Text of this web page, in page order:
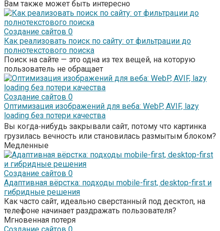
Вам также может быть интересно
Создание сайтов 0
Как реализовать поиск по сайту: от фильтрации до
полнотекстового поиска
Поиск на сайте — это одна из тех вещей, на которую
пользователь не обращает
Создание сайтов 0
Оптимизация изображений для веба: WebP, AVIF, lazy
loading без потери качества
Вы когда‑нибудь закрывали сайт, потому что картинка
грузилась вечность или становилась размытым блоком?
Медленные
Создание сайтов 0
Адаптивная вёрстка: подходы mobile-first, desktop-first и
гибридные решения
Как часто сайт, идеально сверстанный под десктоп, на
телефоне начинает раздражать пользователя?
Мгновенная потеря
Создание сайтов 0